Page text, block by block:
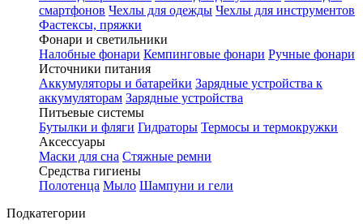
смартфонов Чехлы для одежды Чехлы для инструментов
Фастексы, пряжки
Фонари и светильники
Налобные фонари Кемпинговые фонари Ручные фонари
Источники питания
Аккумуляторы и батарейки Зарядные устройства к
аккумуляторам Зарядные устройства
Питьевые системы
Бутылки и фляги Гидраторы Термосы и термокружки
Аксессуары
Маски для сна Стяжные ремни
Средства гигиены
Полотенца Мыло Шампуни и гели
Подкатегории